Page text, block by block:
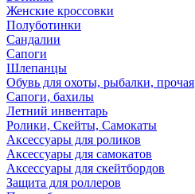
Женские кроссовки
Полуботинки
Сандалии
Сапоги
Шлепанцы
Обувь для охоты, рыбалки, прочая
Сапоги, бахилы
Летний инвентарь
Ролики, Скейты, Самокаты
Аксессуары для роликов
Аксессуары для самокатов
Аксессуары для скейтбордов
Защита для роллеров